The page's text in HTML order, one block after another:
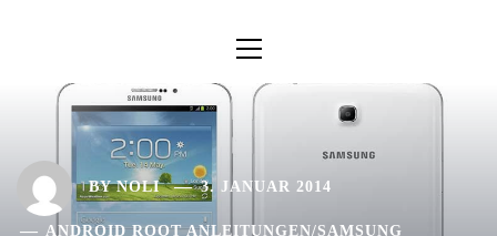
Menu
BYNOLI 3. JANUAR 2014
ANDROID ROOT ANLEITUNGEN/SAMSUNG